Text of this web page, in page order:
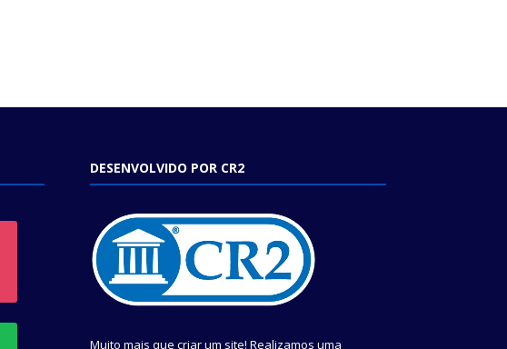
DESENVOLVIDO POR CR2
Muito mais que criar um site! Realizamos uma